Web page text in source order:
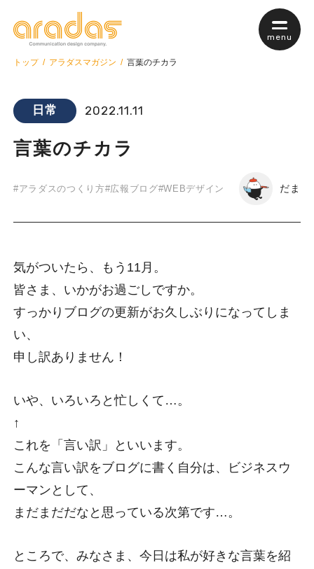
menu
私たちについて
サービス案内
サービスTop
web制作
保守・管理について
よくあるご質問
制作実績
採用情報
メンバー紹介 お見積もりについてプライバシーポリシー
トップ アラダスマガジン 言葉のチカラ
日常 2022.11.11
言葉のチカラ
#アラダスのつくり方#広報ブログ#WEBデザイン だま
気がついたら、もう11月。
皆さま、いかがお過ごしですか。
すっかりブログの更新がお久しぶりになってしま
い、
申し訳ありません！
いや、いろいろと忙しくて…。
↑
これを「言い訳」といいます。
こんな言い訳をブログに書く自分は、ビジネスウ
ーマンとして、
まだまだだなと思っている次第です…。
ところで、みなさま、今日は私が好きな言葉を紹